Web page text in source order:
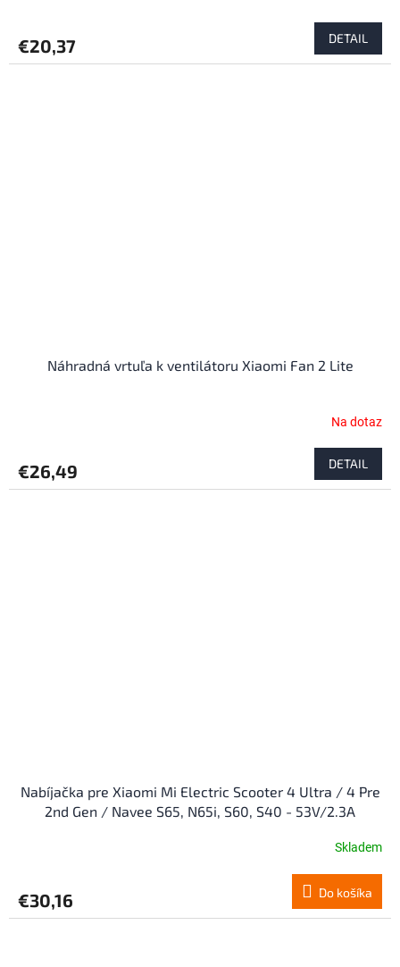
€20,37 DETAIL
Náhradná vrtuľa k ventilátoru Xiaomi Fan 2 Lite
Na dotaz
€26,49 DETAIL
Nabíjačka pre Xiaomi Mi Electric Scooter 4 Ultra / 4 Pre
2nd Gen / Navee S65, N65i, S60, S40 - 53V/2.3A
Skladem
€30,16 Do košíka